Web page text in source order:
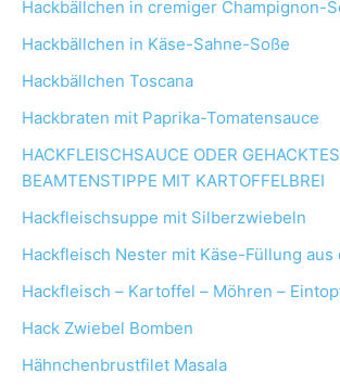
Hackbällchen in cremiger Champignon-
Hackbällchen in Käse-Sahne-Soße
Hackbällchen Toscana
Hackbraten mit Paprika-Tomatensauce
HACKFLEISCHSAUCE ODER
BEAMTENSTIPPE MIT KARTOFFELBREI
Hackfleischsuppe mit Silberzwiebeln
Hackfleisch Nester mit Käse-Füllung aus
Hackfleisch – Kartoffel – Möhren –
Hack Zwiebel Bomben
Hähnchenbrustfilet Masala